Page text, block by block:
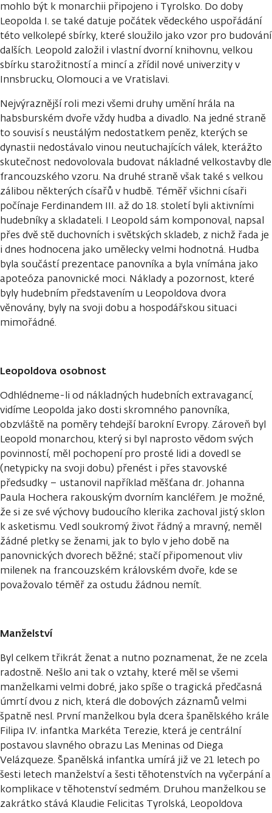
mohlo být k monarchii připojeno i Tyrolsko. Do doby
Leopolda I. se také datuje počátek vědeckého uspořádání
této velkolepé sbírky, které sloužilo jako vzor pro budování
dalších. Leopold založil i vlastní dvorní knihovnu, velkou
sbírku starožitností a mincí a zřídil nové univerzity v
Innsbrucku, Olomouci a ve Vratislavi.
Nejvýraznější roli mezi všemi druhy umění hrála na
habsburském dvoře vždy hudba a divadlo. Na jedné straně
to souvisí s neustálým nedostatkem peněz, kterých se
dynastii nedostávalo vinou neutuchajících válek, kterážto
skutečnost nedovolovala budovat nákladné velkostavby dle
francouzského vzoru. Na druhé straně však také s velkou
zálibou některých císařů v hudbě. Téměř všichni císaři
počínaje Ferdinandem III. až do 18. století byli aktivními
hudebníky a skladateli. I Leopold sám komponoval, napsal
přes dvě stě duchovních i světských skladeb, z nichž řada je
i dnes hodnocena jako umělecky velmi hodnotná. Hudba
byla součástí prezentace panovníka a byla vnímána jako
apoteóza panovnické moci. Náklady a pozornost, které
byly hudebním představením u Leopoldova dvora
věnovány, byly na svoji dobu a hospodářskou situaci
mimořádné.
Leopoldova osobnost
Odhlédneme-li od nákladných hudebních extravagancí,
vidíme Leopolda jako dosti skromného panovníka,
obzvláště na poměry tehdejší barokní Evropy. Zároveň byl
Leopold monarchou, který si byl naprosto vědom svých
povinností, měl pochopení pro prosté lidi a dovedl se
(netypicky na svoji dobu) přenést i přes stavovské
předsudky – ustanovil například měšťana dr. Johanna
Paula Hochera rakouským dvorním kancléřem. Je možné,
že si ze své výchovy budoucího klerika zachoval jistý sklon
k asketismu. Vedl soukromý život řádný a mravný, neměl
žádné pletky se ženami, jak to bylo v jeho době na
panovnických dvorech běžné; stačí připomenout vliv
milenek na francouzském královském dvoře, kde se
považovalo téměř za ostudu žádnou nemít.
Manželství
Byl celkem třikrát ženat a nutno poznamenat, že ne zcela
radostně. Nešlo ani tak o vztahy, které měl se všemi
manželkami velmi dobré, jako spíše o tragická předčasná
úmrtí dvou z nich, která dle dobových záznamů velmi
špatně nesl. První manželkou byla dcera španělského krále
Filipa IV. infantka Markéta Terezie, která je centrální
postavou slavného obrazu Las Meninas od Diega
Velázqueze. Španělská infantka umírá již ve 21 letech po
šesti letech manželství a šesti těhotenstvích na vyčerpání a
komplikace v těhotenství sedmém. Druhou manželkou se
zakrátko stává Klaudie Felicitas Tyrolská, Leopoldova